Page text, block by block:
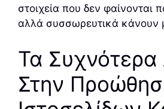
στοιχεία που δεν φαίνονται
αλλά συσσωρευτικά κάνουν
Τα Συχνότερα
Στην